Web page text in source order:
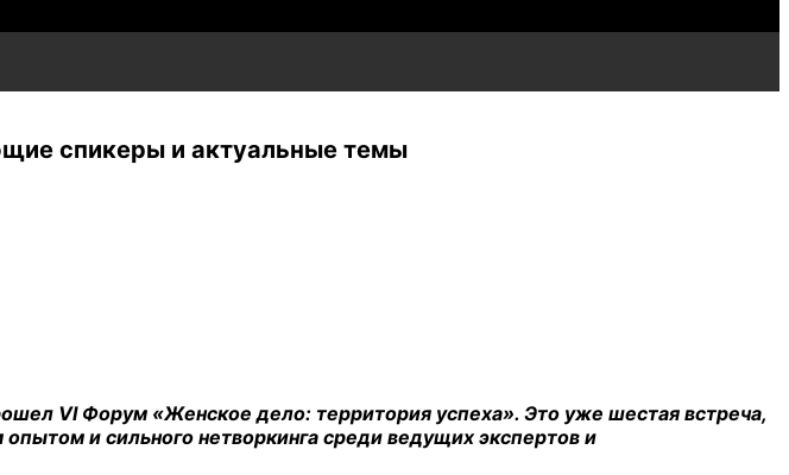
спикеры и актуальные темы
VI Форум «Женское дело: территория успеха». Это уже шестая встреча,
и сильного нетворкинга среди ведущих экспертов и